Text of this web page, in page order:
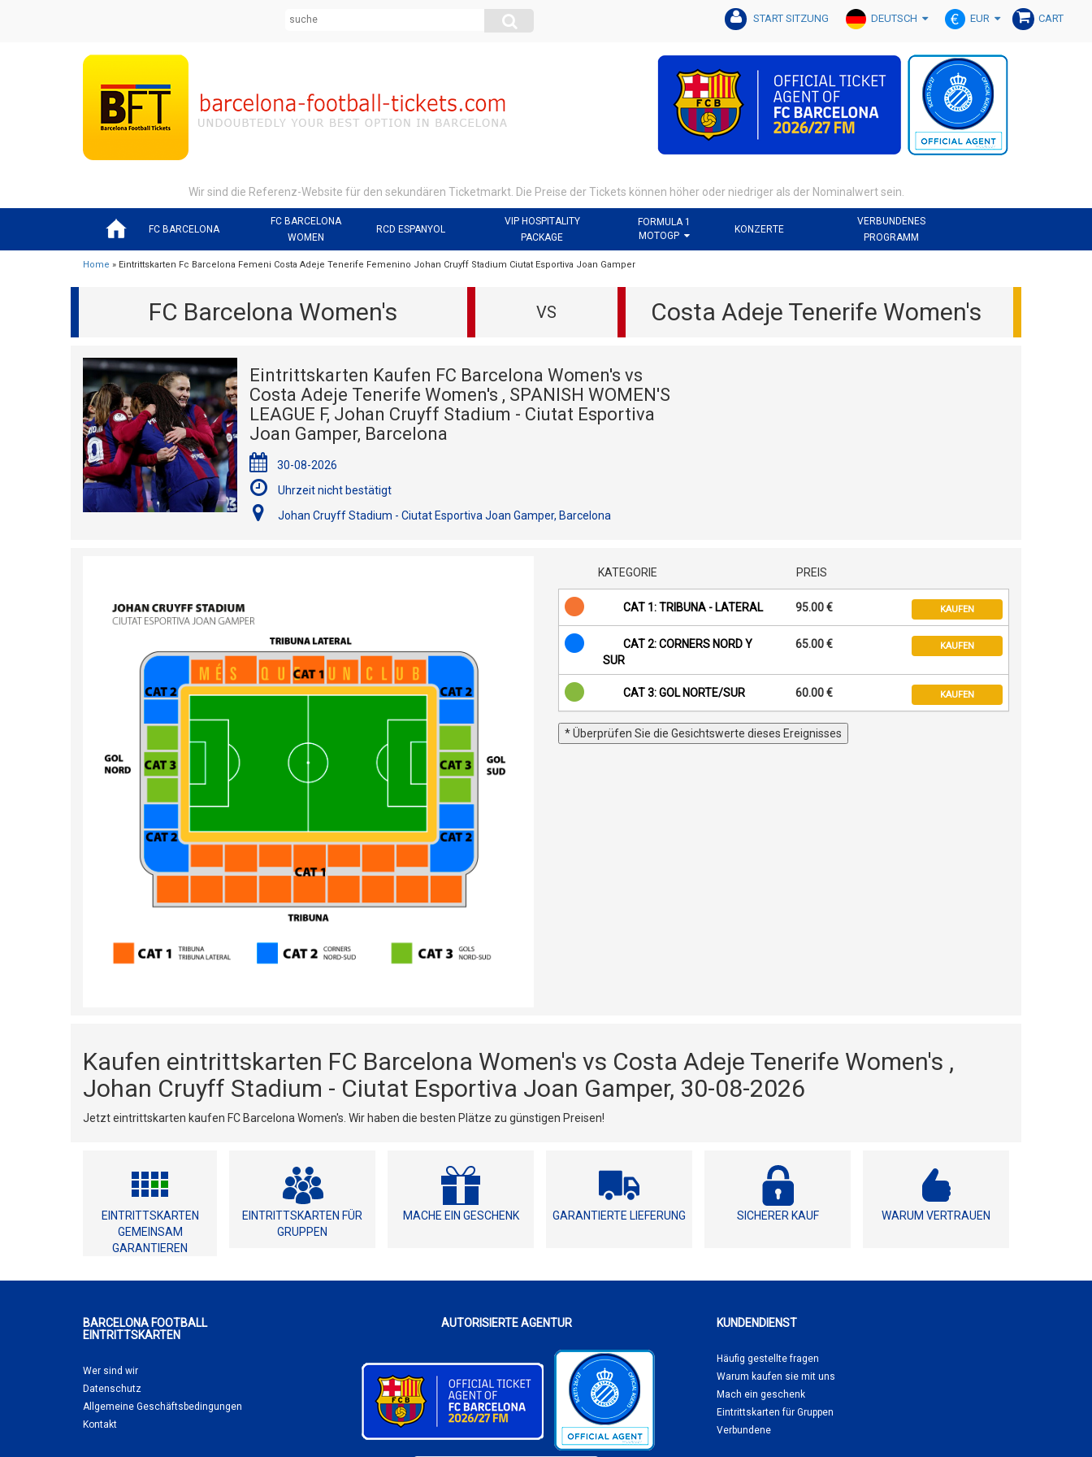
CART
EUR
DEUTSCH
START SITZUNG
Wir sind die Referenz-Website für den sekundären Ticketmarkt. Die Preise der Tickets können höher oder niedriger als der Nominalwert sein.
FC BARCELONA
FC BARCELONA
WOMEN
RCD ESPANYOL
VIP HOSPITALITY
PACKAGE
FORMULA 1
MOTOGP
KONZERTE
VERBUNDENES
PROGRAMM
Home » Eintrittskarten Fc Barcelona Femeni Costa Adeje Tenerife Femenino Johan Cruyff Stadium Ciutat Esportiva Joan Gamper
FC Barcelona Women's VS Costa Adeje Tenerife Women's
Eintrittskarten Kaufen FC Barcelona Women's vs
Costa Adeje Tenerife Women's , SPANISH WOMEN'S
LEAGUE F, Johan Cruyff Stadium - Ciutat Esportiva
Joan Gamper, Barcelona
30-08-2026
Uhrzeit nicht bestätigt
Johan Cruyff Stadium - Ciutat Esportiva Joan Gamper, Barcelona
KATEGORIE PREIS
CAT 1: TRIBUNA - LATERAL 95.00 € KAUFEN
CAT 2: CORNERS NORD Y
SUR
65.00 € KAUFEN
CAT 3: GOL NORTE/SUR 60.00 € KAUFEN
* Überprüfen Sie die Gesichtswerte dieses Ereignisses
Kaufen eintrittskarten FC Barcelona Women's vs Costa Adeje Tenerife Women's ,
Johan Cruyff Stadium - Ciutat Esportiva Joan Gamper, 30-08-2026
Jetzt eintrittskarten kaufen FC Barcelona Women's. Wir haben die besten Plätze zu günstigen Preisen!
EINTRITTSKARTEN
GEMEINSAM
GARANTIEREN
EINTRITTSKARTEN FÜR
GRUPPEN
MACHE EIN GESCHENK GARANTIERTE LIEFERUNG SICHERER KAUF WARUM VERTRAUEN
BARCELONA FOOTBALL
EINTRITTSKARTEN
Wer sind wir
Datenschutz
Allgemeine Geschäftsbedingungen
Kontakt
KUNDENDIENST
Häufig gestellte fragen
Warum kaufen sie mit uns
Mach ein geschenk
Eintrittskarten für Gruppen
Verbundene
AUTORISIERTE AGENTUR